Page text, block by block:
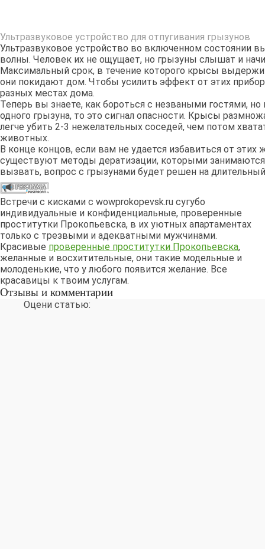
Ультразвуковое устройство для отпугивания грызунов
Ультразвуковое устройство во включенном состоянии
волны. Человек их не ощущает, но грызуны слышат и
Максимальный срок, в течение которого крысы
они покидают дом. Чтобы усилить эффект от этих
разных местах дома.
Теперь вы знаете, как бороться с незваными гостями,
одного грызуна, то это сигнал опасности. Крысы
легче убить 2-3 нежелательных соседей, чем потом
животных.
В конце концов, если вам не удается избавиться от этих
существуют методы дератизации, которыми
вызвать, вопрос с грызунами будет решен на
Встречи с кисками с wowprokopevsk.ru сугубо
индивидуальные и конфиденциальные, проверенные
проститутки Прокопьевска, в их уютных апартаментах
только с трезвыми и адекватными мужчинами.
Красивые проверенные проститутки Прокопьевска,
желанные и восхитительные, они такие модельные и
молоденькие, что у любого появится желание. Все
красавицы к твоим услугам.
Отзывы и комментарии
Оцени статью: